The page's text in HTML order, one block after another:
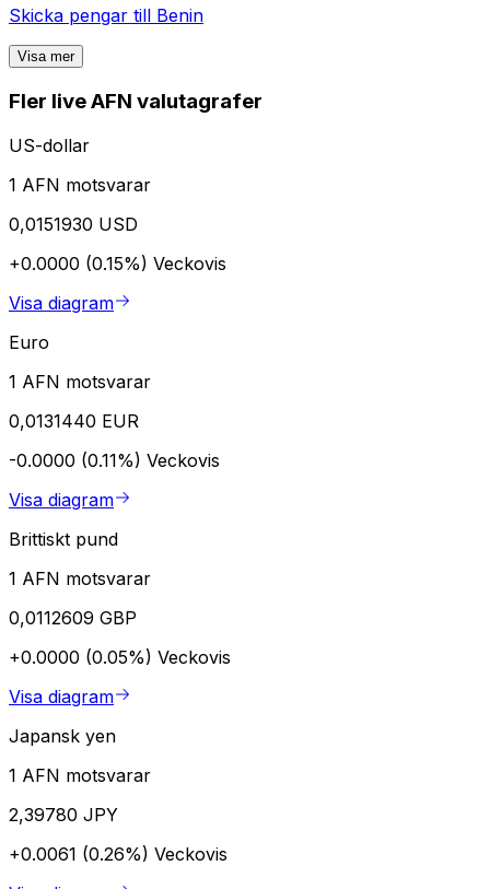
Skicka pengar till Benin
Visa mer
Fler live AFN valutagrafer
US-dollar
1 AFN motsvarar
0,0151930 USD
+0.0000 (0.15%) Veckovis
Visa diagram
Euro
1 AFN motsvarar
0,0131440 EUR
-0.0000 (0.11%) Veckovis
Visa diagram
Brittiskt pund
1 AFN motsvarar
0,0112609 GBP
+0.0000 (0.05%) Veckovis
Visa diagram
Japansk yen
1 AFN motsvarar
2,39780 JPY
+0.0061 (0.26%) Veckovis